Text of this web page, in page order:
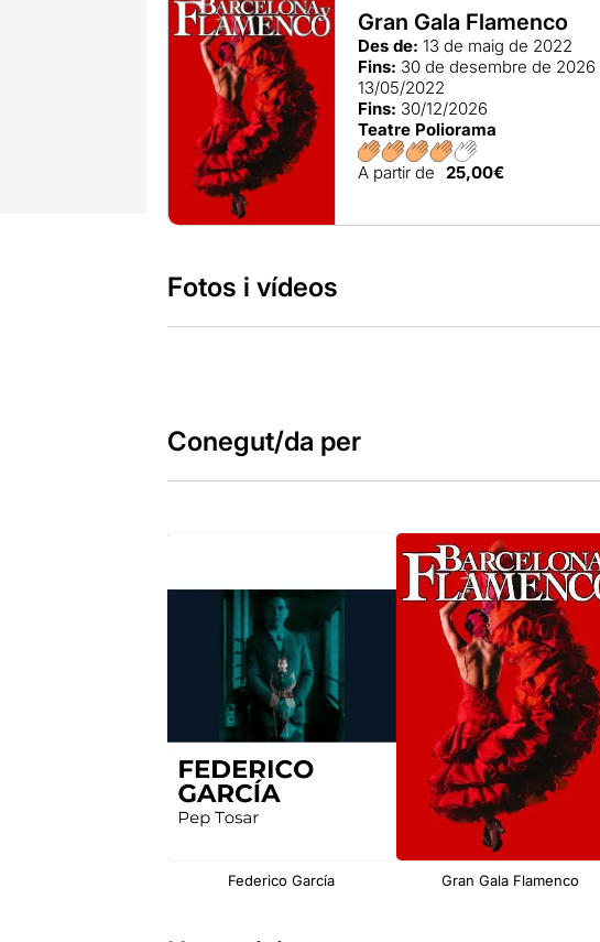
Gran Gala Flamenco
Des de: 13 de maig de 2022
Fins: 30 de desembre de 2026
13/05/2022
Fins: 30/12/2026
Teatre Poliorama
A partir de 25,00€
Fotos i vídeos
Conegut/da per
Federico García Gran Gala Flamenco